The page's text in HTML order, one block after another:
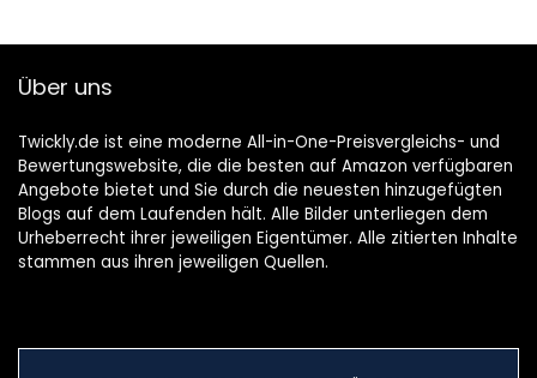
Über uns
Twickly.de ist eine moderne All-in-One-Preisvergleichs- und
Bewertungswebsite, die die besten auf Amazon verfügbaren
Angebote bietet und Sie durch die neuesten hinzugefügten
Blogs auf dem Laufenden hält. Alle Bilder unterliegen dem
Urheberrecht ihrer jeweiligen Eigentümer. Alle zitierten Inhalte
stammen aus ihren jeweiligen Quellen.